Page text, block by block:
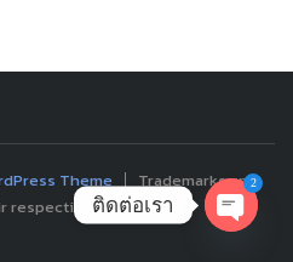
Theme
Trademarks and
respective owners.
ติดต่อเรา
2